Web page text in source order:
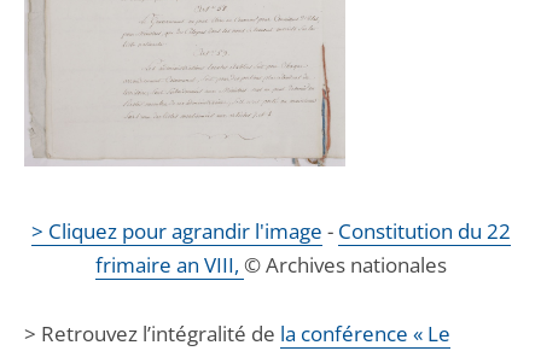
> Cliquez pour agrandir l'image - Constitution du 22
frimaire an VIII, © Archives nationales
> Retrouvez l’intégralité de la conférence « Le